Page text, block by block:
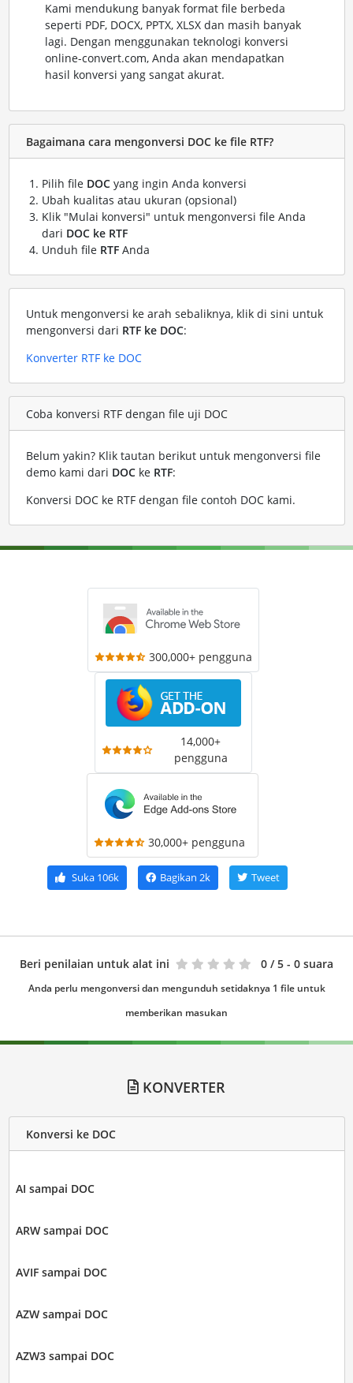
Kami mendukung banyak format file berbeda
seperti PDF, DOCX, PPTX, XLSX dan masih banyak
lagi. Dengan menggunakan teknologi konversi
online-convert.com, Anda akan mendapatkan
hasil konversi yang sangat akurat.
Bagaimana cara mengonversi DOC ke file RTF?
Pilih file DOCyang ingin Anda konversi
Ubah kualitas atau ukuran (opsional)
Klik "Mulai konversi" untuk mengonversi file Anda
dari DOC ke RTF
Unduh file RTFAnda
Untuk mengonversi ke arah sebaliknya, klik di sini untuk
mengonversi dari RTF ke DOC:
Konverter RTF ke DOC
Coba konversi RTF dengan file uji DOC
Belum yakin? Klik tautan berikut untuk mengonversi file
demo kami dari DOCke RTF:
Konversi DOC ke RTF dengan file contoh DOC kami.
300,000+ pengguna
14,000+
pengguna
30,000+ pengguna
Suka106k Bagikan 2k Tweet
Beri penilaian untuk alat ini 0 / 5 - 0 suara
Anda perlu mengonversi dan mengunduh setidaknya 1 file untuk
memberikan masukan
KONVERTER
Konversi ke DOC
AI sampai DOC
ARW sampai DOC
AVIF sampai DOC
AZW sampai DOC
AZW3 sampai DOC